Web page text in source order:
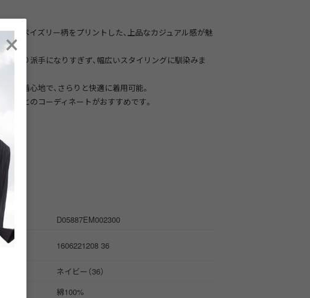
細なペイズリー柄をプリントした、上品なカジュアル感が魅
ツ。
により派手になりすぎず、幅広いスタイリングに馴染みま
かな着心地で、さらりと快適に着用可能。
ンツとのコーディネートがおすすめです。
対応
D05887EM002300
1606221208 36
ネイビー（36）
綿100%
×